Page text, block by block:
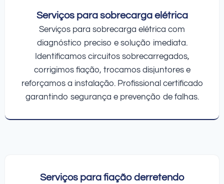
Serviços para sobrecarga elétrica
Serviços para sobrecarga elétrica com
diagnóstico preciso e solução imediata.
Identificamos circuitos sobrecarregados,
corrigimos fiação, trocamos disjuntores e
reforçamos a instalação. Profissional certificado
garantindo segurança e prevenção de falhas.
Serviços para fiação derretendo